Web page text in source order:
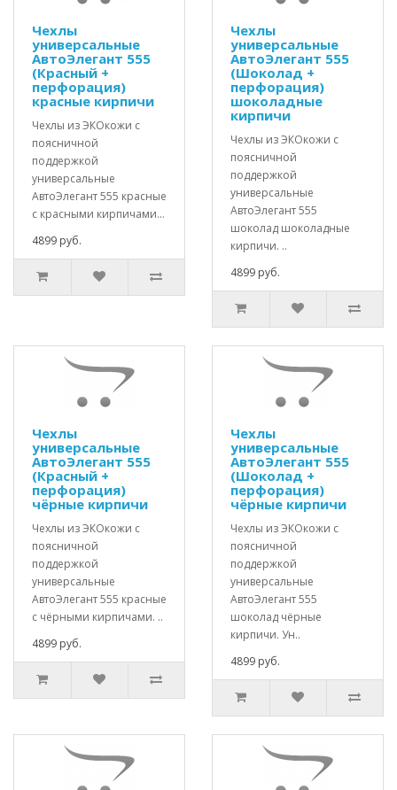
Чехлы
универсальные
АвтоЭлегант 555
(Красный +
перфорация)
красные кирпичи
Чехлы из ЭКОкожи с
поясничной
поддержкой
универсальные
АвтоЭлегант 555 красные
с красными кирпичами...
4899 руб.
Чехлы
универсальные
АвтоЭлегант 555
(Шоколад +
перфорация)
шоколадные
кирпичи
Чехлы из ЭКОкожи с
поясничной
поддержкой
универсальные
АвтоЭлегант 555
шоколад шоколадные
кирпичи. ..
4899 руб.
Чехлы
универсальные
АвтоЭлегант 555
(Красный +
перфорация)
чёрные кирпичи
Чехлы из ЭКОкожи с
поясничной
поддержкой
универсальные
АвтоЭлегант 555 красные
с чёрными кирпичами. ..
4899 руб.
Чехлы
универсальные
АвтоЭлегант 555
(Шоколад +
перфорация)
чёрные кирпичи
Чехлы из ЭКОкожи с
поясничной
поддержкой
универсальные
АвтоЭлегант 555
шоколад чёрные
кирпичи. Ун..
4899 руб.